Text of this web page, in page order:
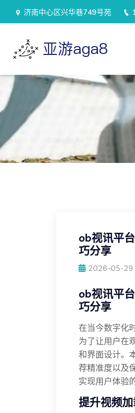
济南中心区兴华巷749号苑
ob视讯平
巧分享
2026-05-29
ob视讯平
巧分享
在当今数字化
为了让用户在
和界面设计。
荐精准度以及
实现用户体验
提升视频